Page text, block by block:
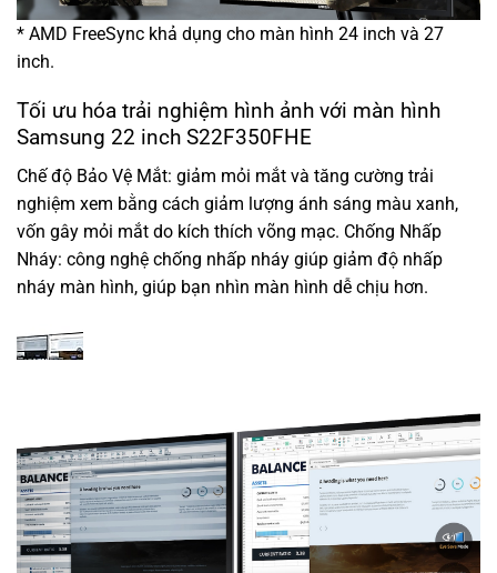
* AMD FreeSync khả dụng cho màn hình 24 inch và 27
inch.
Tối ưu hóa trải nghiệm hình ảnh với màn hình
Samsung 22 inch S22F350FHE
Chế độ Bảo Vệ Mắt: giảm mỏi mắt và tăng cường trải
nghiệm xem bằng cách giảm lượng ánh sáng màu xanh,
vốn gây mỏi mắt do kích thích võng mạc. Chống Nhấp
Nháy: công nghệ chống nhấp nháy giúp giảm độ nhấp
nháy màn hình, giúp bạn nhìn màn hình dễ chịu hơn.